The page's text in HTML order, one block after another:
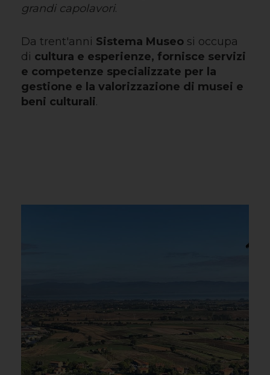
grandi capolavori.
Da trent'anni Sistema Museo si occupa
di cultura e esperienze, fornisce servizi
e competenze specializzate per la
gestione e la valorizzazione di musei e
beni culturali.